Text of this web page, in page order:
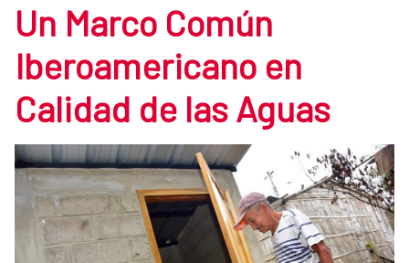
Un Marco Común
Iberoamericano en
Calidad de las Aguas